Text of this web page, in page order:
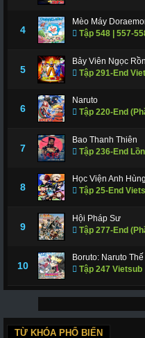
4
Mèo Máy
Tập 548 | 557-
5
Bảy Viên Ngọc
Tập 291-End
6
Naruto
Tập 220-End
7
Bao Thanh Thiên
Tập 236-End
8
Học Viện Anh
Tập 25-End
9
Hội Pháp Sư
Tập 277-End
10
Boruto: Naruto
Tập 247 Vietsub
TỪ KHÓA PHỔ BIẾN